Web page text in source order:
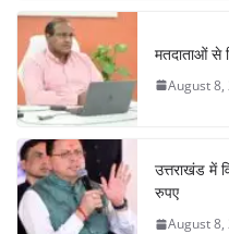
b
o
o
k
A
p
p
मतदाताओं से
August 8,
उत्तराखंड में
रुपए
August 8,